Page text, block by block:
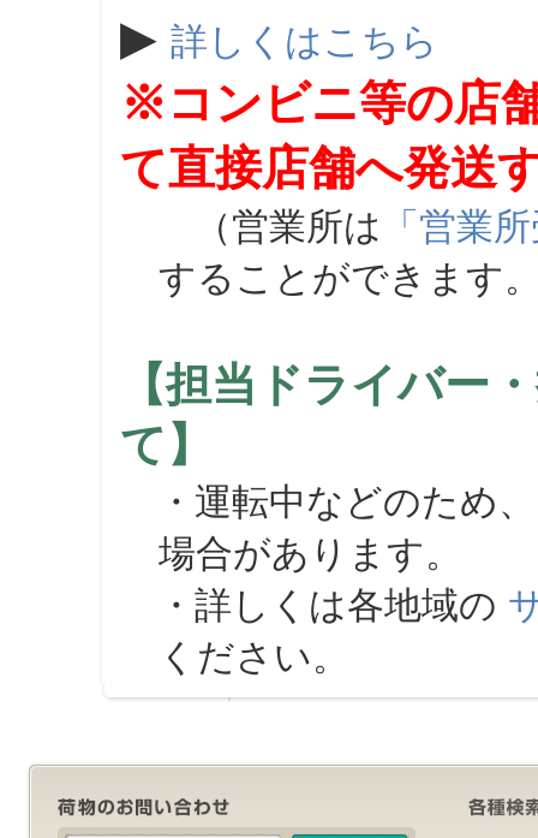
▶ 詳しくはこちら
※コンビニ等の店
て直接店舗へ発送
（営業所は 「営業
することができます
【担当ドライバー
て】
・運転中などのため
場合があります。
・詳しくは各地域の
ください。